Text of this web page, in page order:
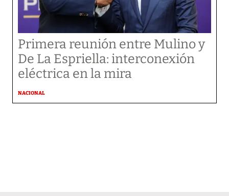
Primera reunión entre Mulino y
De La Espriella: interconexión
eléctrica en la mira
NACIONAL